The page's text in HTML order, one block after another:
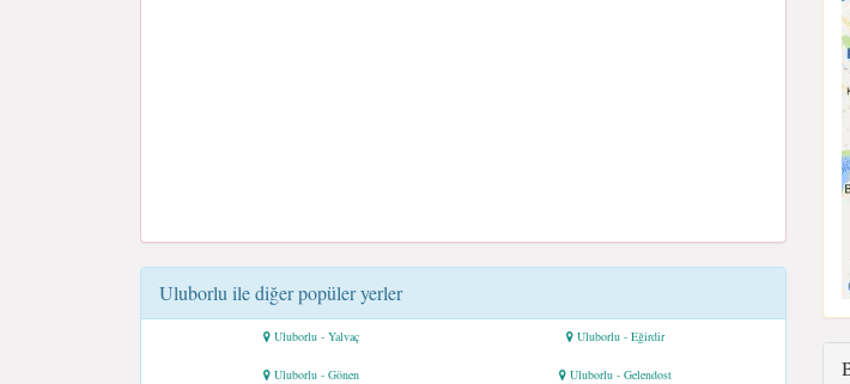
Uluborlu ile diğer popüler yerler
Uluborlu - Yalvaç Uluborlu - Eğirdir
Uluborlu - Gönen Uluborlu - Gelendost